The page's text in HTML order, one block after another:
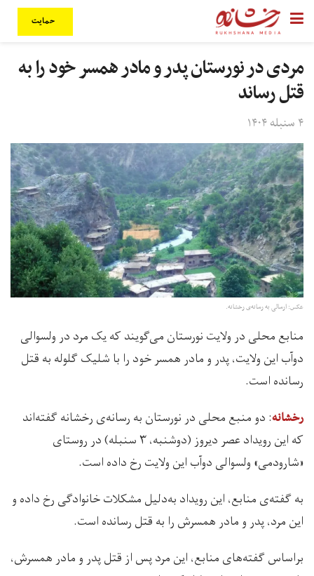
حمایت
مردی در نورستان پدر و مادر همسر خود را به
قتل رساند
۴ سنبله ۱۴۰۴
عکس: ارسالی به رسانه‌ی رخشانه.
منابع محلی در ولایت نورستان می‌گویند که یک مرد در ولسوالی
دوآب این ولایت، پدر و مادر همسر خود را با شلیک گلوله به قتل
رسانده است.
رخشانه: دو منبع محلی در نورستان به رسانه‌ی رخشانه گفته‌اند
که این رویداد عصر دیروز (دوشنبه، ۳ سنبله) در روستای
«شارودمی» ولسوالی دوآب این ولایت رخ داده است.
به گفته‌ی منابع، این رویداد به‌دلیل مشکلات خانوادگی رخ داده و
این مرد، پدر و مادر همسرش را به قتل رسانده است.
براساس گفته‌های منابع، این مرد پس از قتل پدر و مادر همسرش،